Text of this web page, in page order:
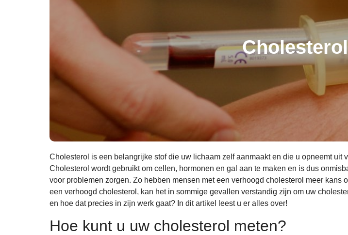
Cholesterol is een belangrijke stof die uw lichaam zelf aanmaakt en die u opneemt uit
Cholesterol wordt gebruikt om cellen, hormonen en gal aan te maken en is dus
voor problemen zorgen. Zo hebben mensen met een verhoogd cholesterol meer
een verhoogd cholesterol, kan het in sommige gevallen verstandig zijn om uw
en hoe dat precies in zijn werk gaat? In dit artikel leest u er alles over!
Hoe kunt u uw cholesterol meten?